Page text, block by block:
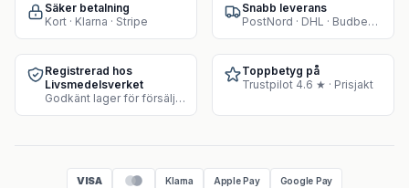
Säker betalning
Kort · Klarna · Stripe
Snabb leverans
PostNord · DHL · Budbee · Instabox
Registrerad hos
Livsmedelsverket
Godkänt lager för försäljning av kosttillskott
Toppbetyg på
Trustpilot 4.6 ★ · Prisjakt
VISA Klarna Apple Pay Google Pay